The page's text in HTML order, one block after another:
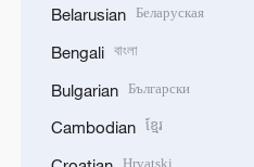
Belarusian Беларуская
Bengali বাংলা
Bulgarian Български
Cambodian ខ្មែរ